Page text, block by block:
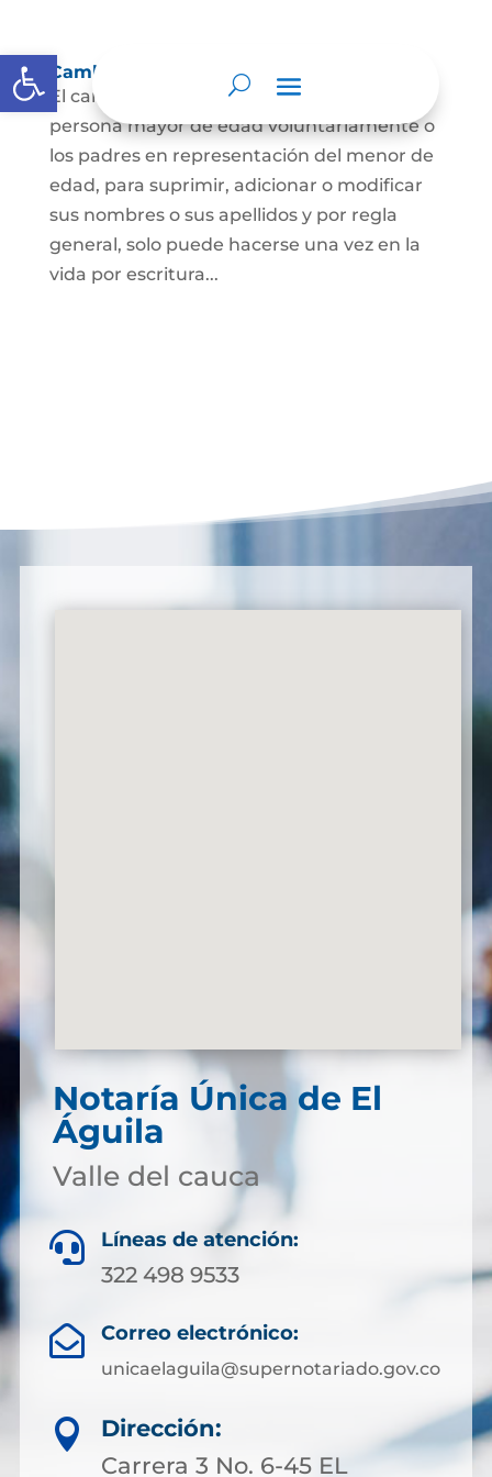
Abrir barra de herramientas
Cambio Nombre
El cambio de nombre lo podrá hacer la
persona mayor de edad voluntariamente o
los padres en representación del menor de
edad, para suprimir, adicionar o modificar
sus nombres o sus apellidos y por regla
general, solo puede hacerse una vez en la
vida por escritura...
Notaría Única de El
Águila
Valle del cauca
 Líneas de atención:
322 498 9533
 Correo electrónico:
unicaelaguila@supernotariado.gov.co

Dirección:
Carrera 3 No. 6-45 EL